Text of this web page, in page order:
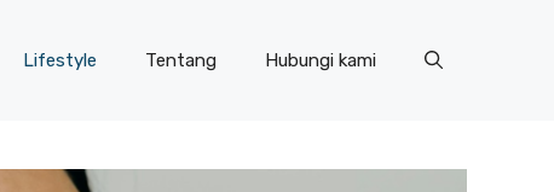
Lifestyle Tentang Hubungi kami